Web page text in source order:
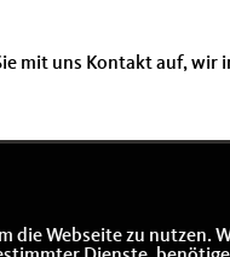
mit uns Kontakt auf, wir
die Webseite zu